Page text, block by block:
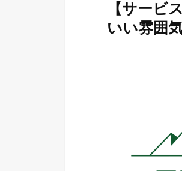
【サービ
いい雰囲